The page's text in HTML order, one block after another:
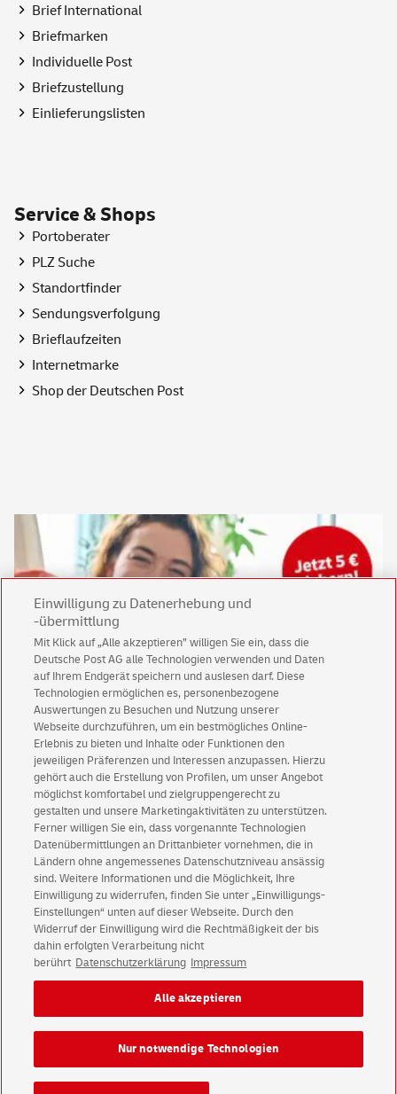
Brief International
Briefmarken
Individuelle Post
Briefzustellung
Einlieferungslisten
Service & Shops
Portoberater
PLZ Suche
Standortfinder
Sendungsverfolgung
Brieflaufzeiten
Internetmarke
Shopder Deutschen Post
Keine News mehr verpassen!
Für den Shop-Newsletter anmelden und
Willkommensgutschein für eine Bestellung sichern.
Jetzt anmelden und Rabatt sichern
Kundenservice
Warnung vor gefälschtenE-Mails
Impressum Rechtliche Hinweise
Datenschutz
Einwilligungs-Einstellungen
Konzern Karriere Presse Investoren
Einwilligung zu Datenerhebung und
-übermittlung
Mit Klick auf „Alle akzeptieren” willigen Sie ein, dass die
Deutsche Post AG alle Technologien verwenden und Daten
auf Ihrem Endgerät speichern und auslesen darf. Diese
Technologien ermöglichen es, personenbezogene
Auswertungen zu Besuchen und Nutzung unserer
Webseite durchzuführen, um ein bestmögliches Online-
Erlebnis zu bieten und Inhalte oder Funktionen den
jeweiligen Präferenzen und Interessen anzupassen. Hierzu
gehört auch die Erstellung von Profilen, um unser Angebot
möglichst komfortabel und zielgruppengerecht zu
gestalten und unsere Marketingaktivitäten zu unterstützen.
Ferner willigen Sie ein, dass vorgenannte Technologien
Datenübermittlungen an Drittanbieter vornehmen, die in
Ländern ohne angemessenes Datenschutzniveau ansässig
sind. Weitere Informationen und die Möglichkeit, Ihre
Einwilligung zu widerrufen, finden Sie unter „Einwilligungs-
Einstellungen“ unten auf dieser Webseite. Durch den
Widerruf der Einwilligung wird die Rechtmäßigkeit der bis
dahin erfolgten Verarbeitung nicht
berührt Datenschutzerklärung Impressum
Nur notwendige Technologien
Alle akzeptieren